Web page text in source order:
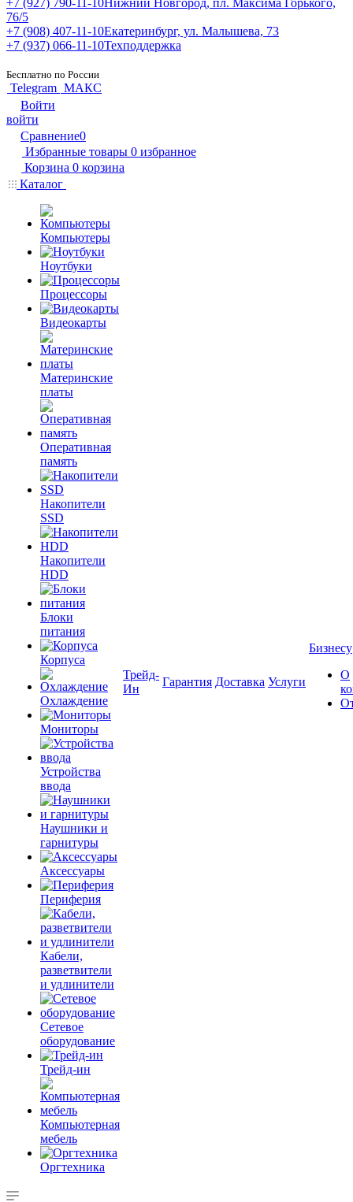
+7 (927) 790-11-10Нижний Новгород, пл. Максима Горького,
76/5
+7 (908) 407-11-10Екатеринбург, ул. Малышева, 73
+7 (937) 066-11-10Техподдержка
Бесплатно по России
Telegram МАКС
Войти
войти
Сравнение0
Избранные товары 0 избранное
Корзина 0 корзина
Каталог
Компьютеры
Ноутбуки
Процессоры
Видеокарты
Материнские
платы
Оперативная
память
Накопители
SSD
Накопители
HDD
Блоки
питания
Корпуса
Охлаждение
Мониторы
Устройства
ввода
Наушники и
гарнитуры
Аксессуары
Периферия
Кабели,
разветвители
и удлинители
Сетевое
оборудование
Трейд-ин
Компьютерная
мебель
Оргтехника
Трейд-
Ин
Гарантия Доставка Услуги
Бизнесу
О